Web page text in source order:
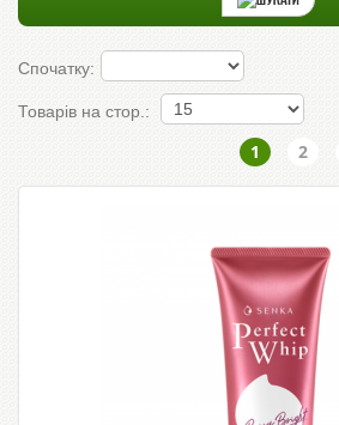
Спочатку:
Товарів на стор.:
1 2